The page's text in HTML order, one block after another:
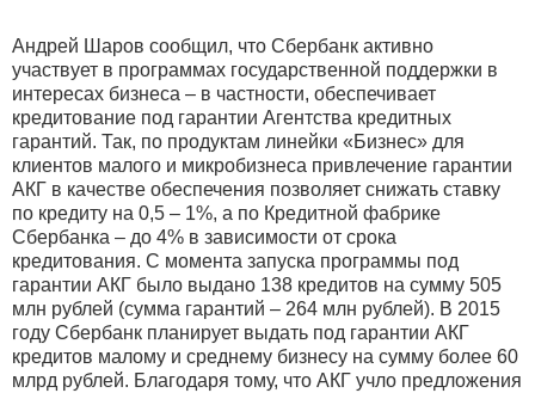
Андрей Шаров сообщил, что Сбербанк активно
участвует в программах государственной поддержки в
интересах бизнеса – в частности, обеспечивает
кредитование под гарантии Агентства кредитных
гарантий. Так, по продуктам линейки «Бизнес» для
клиентов малого и микробизнеса привлечение гарантии
АКГ в качестве обеспечения позволяет снижать ставку
по кредиту на 0,5 – 1%, а по Кредитной фабрике
Сбербанка – до 4% в зависимости от срока
кредитования. С момента запуска программы под
гарантии АКГ было выдано 138 кредитов на сумму 505
млн рублей (сумма гарантий – 264 млн рублей). В 2015
году Сбербанк планирует выдать под гарантии АКГ
кредитов малому и среднему бизнесу на сумму более 60
млрд рублей. Благодаря тому, что АКГ учло предложения